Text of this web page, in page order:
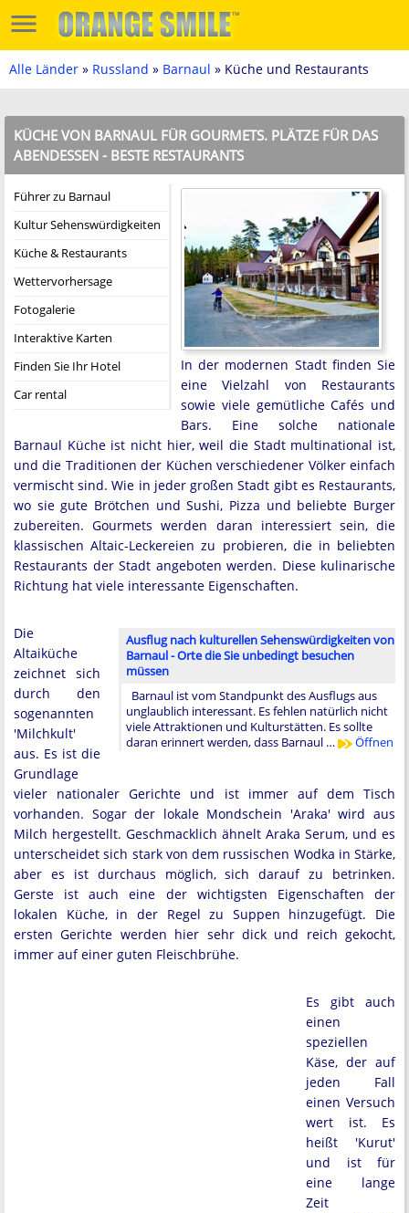
Alle Länder » Russland » Barnaul » Küche und Restaurants
KÜCHE VON BARNAUL FÜR GOURMETS. PLÄTZE FÜR DAS
ABENDESSEN - BESTE RESTAURANTS
Führer zu Barnaul
Kultur Sehenswürdigkeiten
Küche & Restaurants
Wettervorhersage
Fotogalerie
Interaktive Karten
Finden Sie Ihr Hotel
Car rental
In der modernen Stadt finden Sie
eine Vielzahl von Restaurants
sowie viele gemütliche Cafés und
Bars. Eine solche nationale
Barnaul Küche ist nicht hier, weil die Stadt multinational ist,
und die Traditionen der Küchen verschiedener Völker einfach
vermischt sind. Wie in jeder großen Stadt gibt es Restaurants,
wo sie gute Brötchen und Sushi, Pizza und beliebte Burger
zubereiten. Gourmets werden daran interessiert sein, die
klassischen Altaic-Leckereien zu probieren, die in beliebten
Restaurants der Stadt angeboten werden. Diese kulinarische
Richtung hat viele interessante Eigenschaften.
Ausflug nach kulturellen Sehenswürdigkeiten von
Barnaul - Orte die Sie unbedingt besuchen
müssen
Barnaul ist vom Standpunkt des Ausflugs aus
unglaublich interessant. Es fehlen natürlich nicht
viele Attraktionen und Kulturstätten. Es sollte
daran erinnert werden, dass Barnaul …
Öffnen
Die
Altaiküche
zeichnet sich
durch den
sogenannten
'Milchkult'
aus. Es ist die
Grundlage
vieler nationaler Gerichte und ist immer auf dem Tisch
vorhanden. Sogar der lokale Mondschein 'Araka' wird aus
Milch hergestellt. Geschmacklich ähnelt Araka Serum, und es
unterscheidet sich stark von dem russischen Wodka in Stärke,
aber es ist durchaus möglich, sich darauf zu betrinken.
Gerste ist auch eine der wichtigsten Eigenschaften der
lokalen Küche, in der Regel zu Suppen hinzugefügt. Die
ersten Gerichte werden hier sehr dick und reich gekocht,
immer auf einer guten Fleischbrühe.
Es gibt auch
einen
speziellen
Käse, der auf
jeden Fall
einen Versuch
wert ist. Es
heißt 'Kurut'
und ist für
eine lange
Zeit